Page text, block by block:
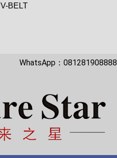
V-BELT
WhatsApp：081281908888